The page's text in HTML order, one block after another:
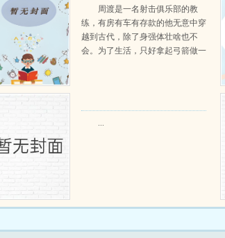
周渡是一名射击俱乐部的教
练，有房有车有存款的他无意中穿
越到古代，除了身强体壮啥也不
会。为了生活，只好拿起弓箭做一
...